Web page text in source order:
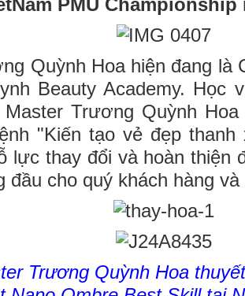
PMU Championship
Quỳnh Hoa hiện đang là
Beauty Academy. Học
Trương Quỳnh
"Kiến tạo vẻ đẹp
lực thay đổi và hoàn thiện
đầu cho quý khách hàng
Trương Quỳnh Hoa